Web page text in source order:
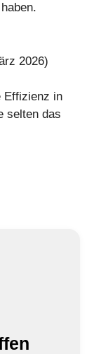
2026)
Effizienz in
selten das